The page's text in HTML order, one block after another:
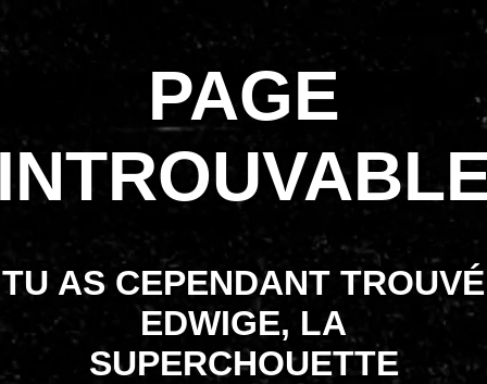
PAGE
TU AS CEPENDANT TROUVÉ
EDWIGE, LA
SUPERCHOUETTE